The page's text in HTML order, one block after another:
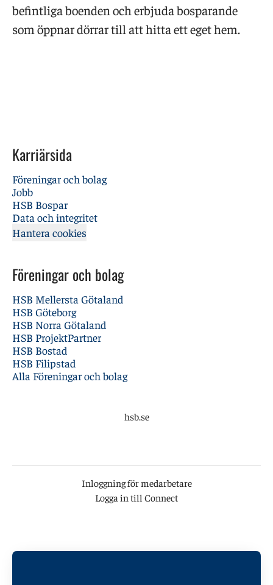
befintliga boenden och erbjuda bosparande
som öppnar dörrar till att hitta ett eget hem.
Karriärsida
Föreningar och bolag
Jobb
HSB Bospar
Data och integritet
Hantera cookies
Föreningar och bolag
HSB Mellersta Götaland
HSB Göteborg
HSB Norra Götaland
HSB ProjektPartner
HSB Bostad
HSB Filipstad
Alla Föreningar och bolag
hsb.se
Inloggning för medarbetare
Logga in till Connect